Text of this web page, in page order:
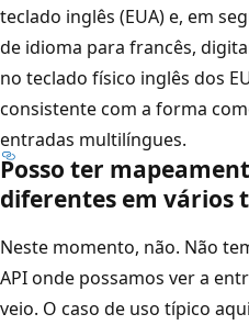
teclado inglês (EUA) e, em
de idioma para francês,
no teclado físico inglês dos
consistente com a forma
entradas multilíngues.
Posso ter
diferentes em vários
Neste momento, não. Não
API onde possamos ver a
veio. O caso de uso típico